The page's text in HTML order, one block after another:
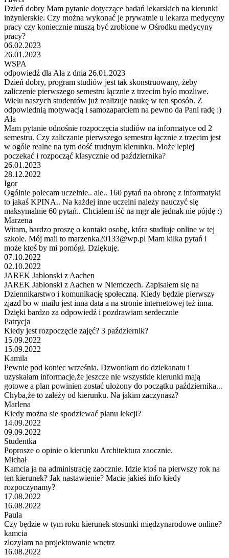
Dzień dobry Mam pytanie dotyczące badań lekarskich na kierunki
inżynierskie. Czy można wykonać je prywatnie u lekarza medycyny
pracy czy koniecznie muszą być zrobione w Ośrodku medycyny
pracy?
06.02.2023
26.01.2023
WSPA
odpowiedź dla Ala z dnia 26.01.2023
Dzień dobry, program studiów jest tak skonstruowany, żeby
zaliczenie pierwszego semestru łącznie z trzecim było możliwe.
Wielu naszych studentów już realizuje naukę w ten sposób. Z
odpowiednią motywacją i samozaparciem na pewno da Pani radę :)
Ala
Mam pytanie odnośnie rozpoczęcia studiów na informatyce od 2
semestru. Czy zaliczanie pierwszego semestru łącznie z trzecim jest
w ogóle realne na tym dość trudnym kierunku. Może lepiej
poczekać i rozpocząć klasycznie od października?
26.01.2023
28.12.2022
Igor
Ogólnie polecam uczelnie.. ale.. 160 pytań na obronę z informatyki
to jakaś KPINA.. Na każdej inne uczelni należy nauczyć się
maksymalnie 60 pytań.. Chciałem iść na mgr ale jednak nie pójdę :)
Marzena
Witam, bardzo proszę o kontakt osobę, która studiuje online w tej
szkole. Mój mail to marzenka20133@wp.pl Mam kilka pytań i
może ktoś by mi pomógł. Dziękuję.
07.10.2022
02.10.2022
JAREK Jablonski z Aachen
JAREK Jablonski z Aachen w Niemczech. Zapisałem się na
Dziennikarstwo i komunikację społeczną. Kiedy będzie pierwszy
zjazd bo w mailu jest inna data a na stronie internetowej też inna.
Dzięki bardzo za odpowiedź i pozdrawiam serdecznie
Patrycja
Kiedy jest rozpoczęcie zajęć? 3 październik?
15.09.2022
15.09.2022
Kamila
Pewnie pod koniec września. Dzwoniłam do dziekanatu i
uzyskałam informacje,że jeszcze nie wszystkie kierunki mają
gotowe a plan powinien zostać ułożony do początku października...
Chyba,że to zależy od kierunku. Na jakim zaczynasz?
Marlena
Kiedy można sie spodziewać planu lekcji?
14.09.2022
09.09.2022
Studentka
Poprosze o opinie o kierunku Architektura zaocznie.
Michał
Kamcia ja na administrację zaocznie. Idzie ktoś na pierwszy rok na
ten kierunek? Jak nastawienie? Macie jakieś info kiedy
rozpoczynamy?
17.08.2022
16.08.2022
Paula
Czy będzie w tym roku kierunek stosunki międzynarodowe online?
kamcia
zlozylam na projektowanie wnetrz
16.08.2022